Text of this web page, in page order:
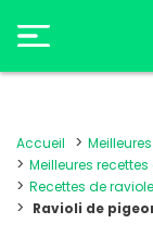
Accueil
Meilleures
Recettes de
Ravioli de